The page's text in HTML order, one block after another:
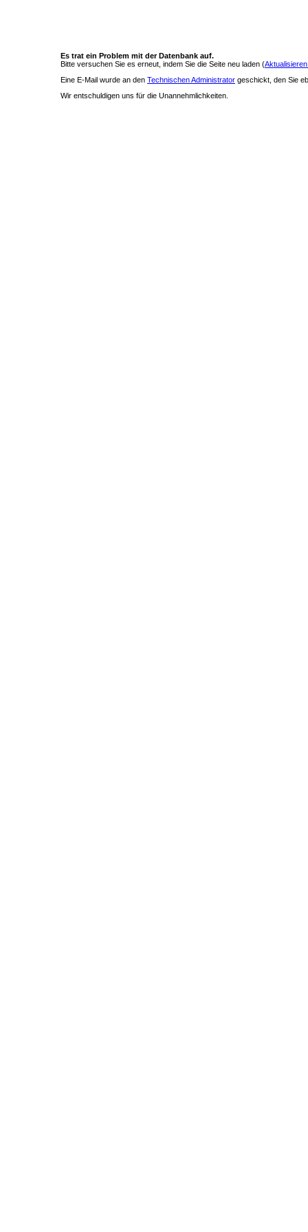
Es trat ein Problem mit der Datenbank auf.
Bitte versuchen Sie es erneut, indem Sie die Seite neu laden (
Eine E-Mail wurde an den Technischen Administrator geschickt, den Sie
Wir entschuldigen uns für die Unannehmlichkeiten.